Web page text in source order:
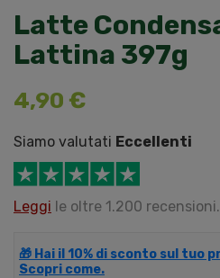
Latte
Lattina 397g
4,90 €
Siamo valutati Eccellenti
Leggi le oltre 1.200 recensioni.
🎁 Hai il 10% di sconto sul tuo
Scopri come.